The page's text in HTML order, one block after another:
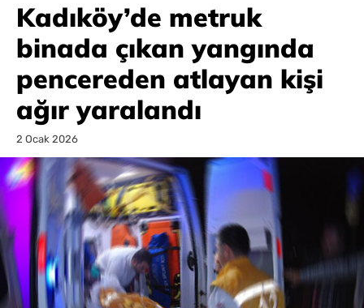
Kadıköy’de metruk
binada çıkan yangında
pencereden atlayan kişi
ağır yaralandı
2 Ocak 2026